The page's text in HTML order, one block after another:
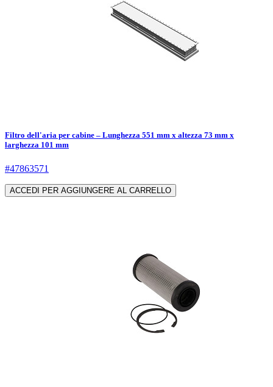
Filtro dell'aria per cabine – Lunghezza 551 mm x altezza 73 mm x
larghezza 101 mm
#47863571
ACCEDI PER AGGIUNGERE AL CARRELLO